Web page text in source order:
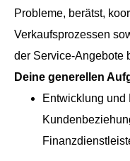
Probleme, berätst,
Verkaufsprozessen
der Service-Angebote
Deine generellen
Entwicklung und